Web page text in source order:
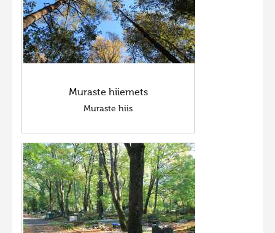
Muraste hiiemets
Muraste hiis